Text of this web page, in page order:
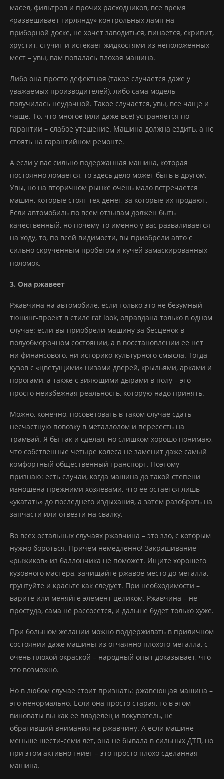
масел, фильтров и прочих расходников, все время
«развешивает гирлянду» контрольных ламп на
приборной доске, не хочет заводиться, пинается, скрипит,
хрустит, стучит и истекает жидкостями из неположенных
мест – увы, вам попалась плохая машина.
Либо она просто дефектная (такое случается даже у
уважаемых производителей), либо сама модель
получилась неудачной. Такое случается, увы, все чаще и
чаще. То, что многое (или даже все) устраняется по
гарантии – слабое утешение. Машина должна ездить, а не
стоять на гарантийном ремонте.
А если у вас сильно подержанная машина, которая
постоянно ломается, то здесь дело может быть в другом.
Увы, но на вторичном рынке очень мало встречается
машин, которые стоят тех денег, за которые их продают.
Если автомобиль по всем отзывам должен быть
качественный, но почему-то именно у вас разваливается
на ходу, то, по всей видимости, вы приобрели авто с
сильно скрученным пробегом и кучей замаскированных
поломок.
3. Она ржавеет
Ржавчина на автомобиле, если только это не безумный
тюнинг-проект в стиле rat look, оправдана только в одном
случае: если вы приобрели машину за бесценок в
полуобморочном состоянии, а в восстановлении ее нет
ни финансового, ни историко-культурного смысла. Тогда
кузов с «цветущими» низами дверей, крыльями, арками и
порогами, а также с зияющими дырами в полу – это
просто неизбежная реальность, которую надо принять.
Можно, конечно, посоветовать в таком случае сдать
несчастную повозку в металлолом и пересесть на
трамвай. Я бы так и сделал, но слишком хорошо понимаю,
что собственные четыре колеса не заменит даже самый
комфортный общественный транспорт. Поэтому
признаю: есть случаи, когда машина до такой степени
изношена прежними хозяевами, что ее остается лишь
«укатать» до последнего издыхания, а затем разобрать на
запчасти или отвезти на свалку.
Во всех остальных случаях ржавчина – это зло, с которым
нужно бороться. Причем немедленно! Закрашивание
«рыжиков» из баллончика не поможет. Ищите хорошего
кузовного мастера, зачищайте ржавое место до металла,
грунтуйте и красьте как следует. При необходимости –
варите или меняйте элемент целиком. Ржавчина – не
простуда, сама не рассосется, и дальше будет только хуже.
При большом желании можно поддерживать в приличном
состоянии даже машины из отчаянно плохого металла, с
очень плохой окраской – народный опыт доказывает, что
это возможно.
Но в любом случае стоит признать: ржавеющая машина –
это ненормально. Если она просто старая, то в этом
виноваты вы как ее владелец и покупатель, не
обративший внимания на ржавчину. А если машине
меньше шести-семи лет, она не бывала в сильных ДТП, но
при этом активно гниет – это просто плохо сделанная
машина.